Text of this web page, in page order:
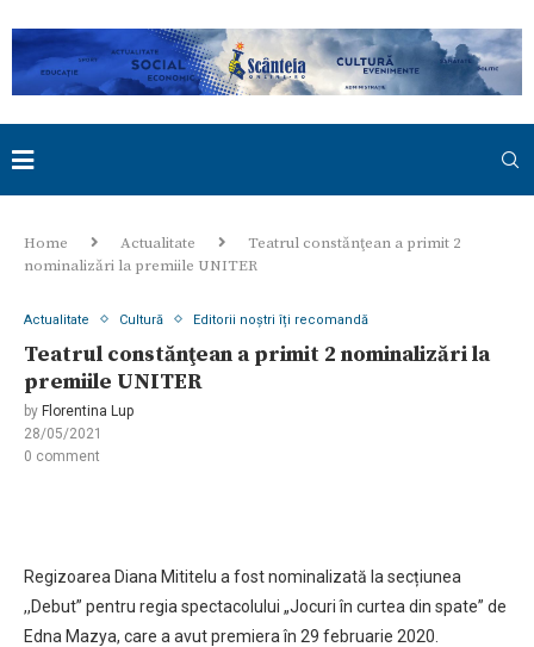
Home Actualitate
Teatrul constănţean a primit 2
nominalizări la premiile UNITER
Actualitate Cultură Editorii noștri îți recomandă
Teatrul constănţean a primit 2 nominalizări la
premiile UNITER
by Florentina Lup
28/05/2021
0 comment
Regizoarea Diana Mititelu a fost nominalizată la secțiunea
,,Debut” pentru regia spectacolului „Jocuri în curtea din spate” de
Edna Mazya, care a avut premiera în 29 februarie 2020.